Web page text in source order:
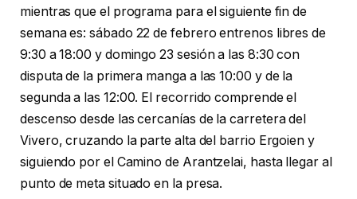
mientras que el programa para el siguiente fin de
semana es: sábado 22 de febrero entrenos libres de
9:30 a 18:00 y domingo 23 sesión a las 8:30 con
disputa de la primera manga a las 10:00 y de la
segunda a las 12:00. El recorrido comprende el
descenso desde las cercanías de la carretera del
Vivero, cruzando la parte alta del barrio Ergoien y
siguiendo por el Camino de Arantzelai, hasta llegar al
punto de meta situado en la presa.